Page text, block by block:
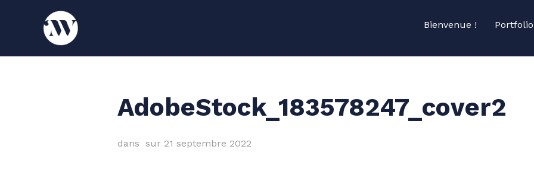
Bienvenue ! Portfolio
AdobeStock_183578247_cover2
dans sur 21 septembre 2022